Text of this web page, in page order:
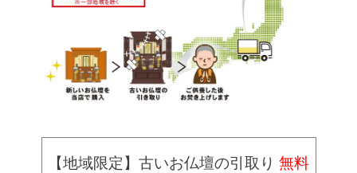
【地域限定】古いお仏壇の引取り 無料